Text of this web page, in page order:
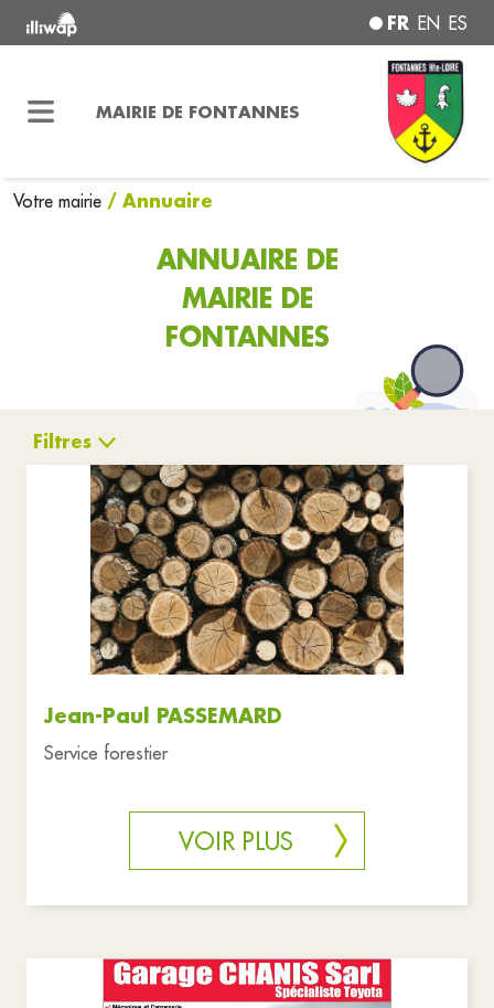
FR EN ES
MAIRIE DE FONTANNES
Votre mairie / Annuaire
ANNUAIRE DE
MAIRIE DE
FONTANNES
Filtres
Associations Commerces Culture
Santé et solidarité
Réinitialiser les filtres
Jean-Paul PASSEMARD
Service forestier
VOIR PLUS